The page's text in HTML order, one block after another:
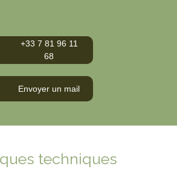
+33 7 81 96 11
68
Envoyer un mail
techniques